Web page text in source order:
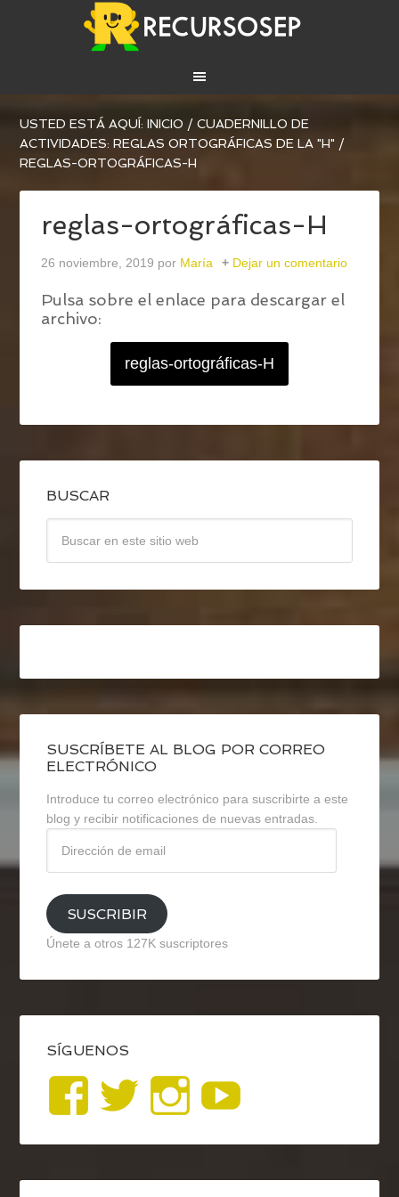
USTED ESTÁ AQUÍ:INICIO / CUADERNILLO DE
ACTIVIDADES: REGLAS ORTOGRÁFICAS DE LA "H" /
REGLAS-ORTOGRÁFICAS-H
reglas-ortográficas-H
26 noviembre, 2019 por María Dejar un comentario
Pulsa sobre el enlace para descargar el
archivo:
reglas-ortográficas-H
BUSCAR
SUSCRÍBETE AL BLOG POR CORREO
ELECTRÓNICO
Introduce tu correo electrónico para suscribirte a este
blog y recibir notificaciones de nuevas entradas.
email
SUSCRIBIR
Únete a otros 127K suscriptores
SÍGUENOS
Ver
perfil
de
Ver
perfil
de
Ver
perfil
de